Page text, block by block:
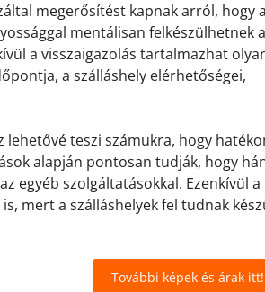
megerősítést kapnak arról, hogy a
mentálisan felkészülhetnek
a visszaigazolás tartalmazhat
a szálláshely elérhetőségei,
lehetővé teszi számukra, hogy
alapján pontosan tudják, hogy
egyéb szolgáltatásokkal. Ezenkívül a
mert a szálláshelyek fel tudnak
További képek és árak itt!